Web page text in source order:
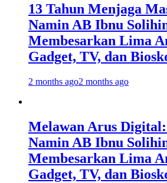
13 Tahun Menjaga
Namin AB Ibnu
Membesarkan Lima
Gadget, TV, dan
2 months ago2 months ago
Melawan Arus Digital:
Namin AB Ibnu
Membesarkan Lima
Gadget, TV, dan